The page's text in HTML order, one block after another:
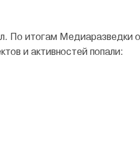
По итогам Медиаразведки
и активностей попали: